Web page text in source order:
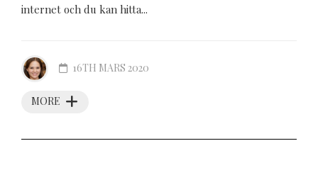
internet och du kan hitta...
MORE
16TH MARS 2020